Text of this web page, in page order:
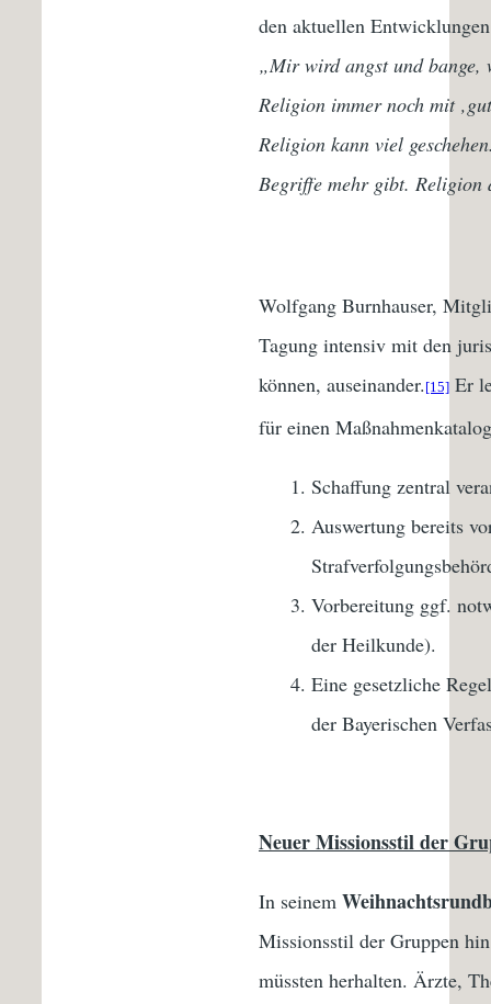
den aktuellen
„Mir wird angst und bange,
Religion immer noch mit
Religion kann viel
Begriffe mehr gibt. Religion
Wolfgang Burnhauser,
Tagung intensiv mit den
können, auseinander. [15] Er
für einen
Schaffung zentral
Auswertung bereits
Vorbereitung ggf.
der Heilkunde).
Eine gesetzliche
der Bayerischen
Neuer Missionsstil der
In seinem
Missionsstil der Gruppen
müssten herhalten. Ärzte,